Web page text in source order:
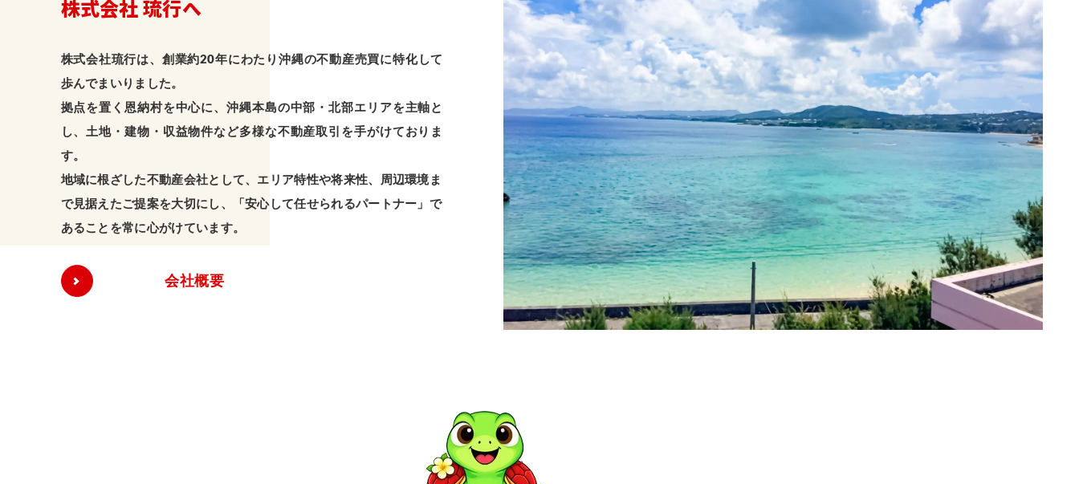
株式会社 琉行へ
株式会社琉行は、創業約20年にわたり沖縄の不動産売買に特化して
歩んでまいりました。
拠点を置く恩納村を中心に、沖縄本島の中部・北部エリアを主軸と
し、土地・建物・収益物件など多様な不動産取引を手がけておりま
す。
地域に根ざした不動産会社として、エリア特性や将来性、周辺環境ま
で見据えたご提案を大切にし、「安心して任せられるパートナー」で
あることを常に心がけています。
会社概要